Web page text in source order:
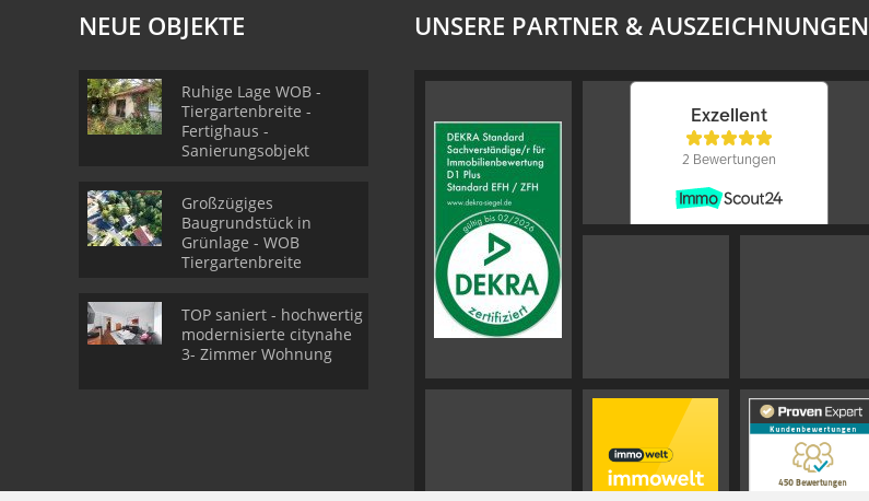
NEUE OBJEKTE
Ruhige Lage WOB -
Tiergartenbreite -
Fertighaus -
Sanierungsobjekt
Großzügiges
Baugrundstück in
Grünlage - WOB
Tiergartenbreite
TOP saniert - hochwertig
modernisierte citynahe
3- Zimmer Wohnung
UNSERE PARTNER & AUSZEICHNUNGEN